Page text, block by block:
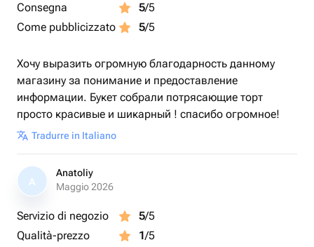
Consegna
5/5
Come pubblicizzato
5/5
Хочу выразить огромную благодарность данному
магазину за понимание и предоставление
информации. Букет собрали потрясающие торт
просто красивые и шикарный ! спасибо огромное!
Tradurre in Italiano
A
Anatoliy
Maggio 2026
Servizio di negozio 5/5
Qualità-prezzo
1/5